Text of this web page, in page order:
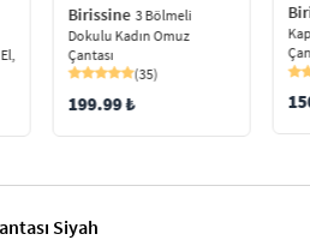
Birissine 3 Bölmeli
Dokulu Kadın Omuz
Çantası
(35)
199.99 ₺
Siyah